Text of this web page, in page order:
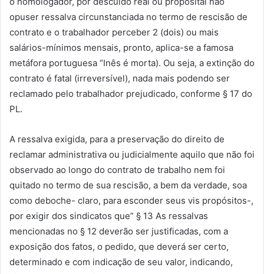
opuser ressalva circunstanciada no termo de rescisão de
contrato e o trabalhador perceber 2 (dois) ou mais
salários-mínimos mensais, pronto, aplica-se a famosa
metáfora portuguesa “Inês é morta). Ou seja, a extinção do
contrato é fatal (irreversível), nada mais podendo ser
reclamado pelo trabalhador prejudicado, conforme § 17 do
PL.
A ressalva exigida, para a preservação do direito de
reclamar administrativa ou judicialmente aquilo que não foi
observado ao longo do contrato de trabalho nem foi
quitado no termo de sua rescisão, a bem da verdade, soa
como deboche- claro, para esconder seus vis propósitos-,
por exigir dos sindicatos que” § 13 As ressalvas
mencionadas no § 12 deverão ser justificadas, com a
exposição dos fatos, o pedido, que deverá ser certo,
determinado e com indicação de seu valor, indicando,